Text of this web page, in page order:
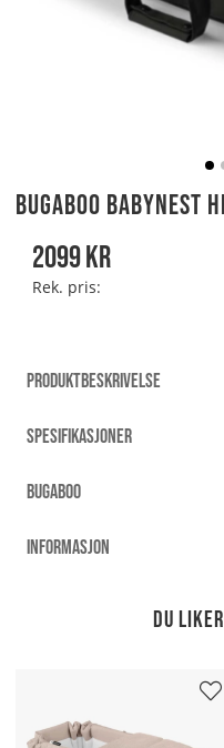
Bugaboo Babynest
2099kr
Rek. pris:
PRODUKTBESKRIVELSE
SPESIFIKASJONER
BUGABOO
INFORMASJON
Du